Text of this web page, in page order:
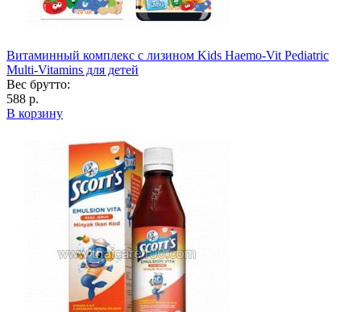
Витаминный комплекс с лизином Kids Haemo-Vit Pediatric
Multi-Vitamins для детей
Вес брутто:
588 р.
В корзину